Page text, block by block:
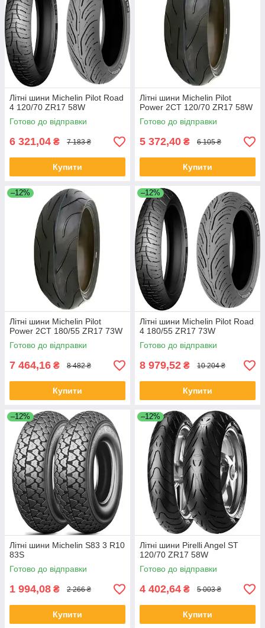
Літні шини Michelin Pilot Road
4 120/70 ZR17 58W
Готово до відправки
6 321,04 ₴ 7 183 ₴
Купити
Літні шини Michelin Pilot
Power 2CT 120/70 ZR17 58W
Готово до відправки
5 372,40 ₴ 6 105 ₴
Купити
–12%
Літні шини Michelin Pilot
Power 2CT 180/55 ZR17 73W
Готово до відправки
7 464,16 ₴ 8 482 ₴
Купити
–12%
Літні шини Michelin Pilot Road
4 180/55 ZR17 73W
Готово до відправки
8 979,52 ₴ 10 204 ₴
Купити
–12%
Літні шини Michelin S83 3 R10
83S
Готово до відправки
1 994,08 ₴ 2 266 ₴
Купити
–12%
Літні шини Pirelli Angel ST
120/70 ZR17 58W
Готово до відправки
4 402,64 ₴ 5 003 ₴
Купити